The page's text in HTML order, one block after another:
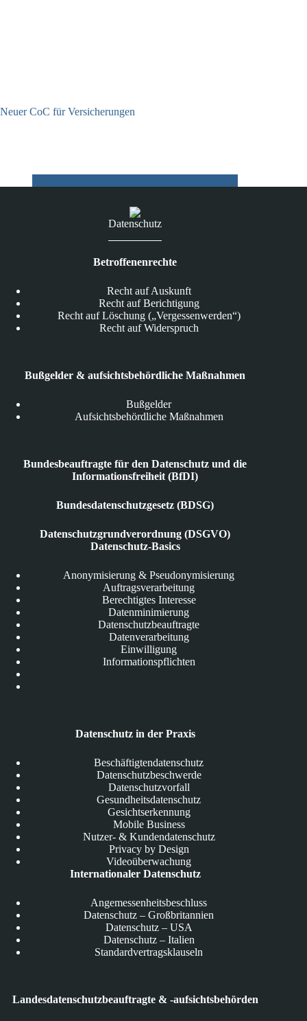
Neuer CoC für Versicherungen
Datenschutz
Betroffenenrechte
Recht auf Auskunft
Recht auf Berichtigung
Recht auf Löschung („Vergessenwerden“)
Recht auf Widerspruch
Bußgelder & aufsichtsbehördliche Maßnahmen
Bußgelder
Aufsichtsbehördliche Maßnahmen
Bundesbeauftragte für den Datenschutz und die
Informationsfreiheit (BfDI)
Bundesdatenschutzgesetz (BDSG)
Datenschutzgrundverordnung (DSGVO)
Datenschutz-Basics
Anonymisierung & Pseudonymisierung
Auftragsverarbeitung
Berechtigtes Interesse
Datenminimierung
Datenschutzbeauftragte
Datenverarbeitung
Einwilligung
Informationspflichten
Datenschutz in der Praxis
Beschäftigtendatenschutz
Datenschutzbeschwerde
Datenschutzvorfall
Gesundheitsdatenschutz
Gesichtserkennung
Mobile Business
Nutzer- & Kundendatenschutz
Privacy by Design
Videoüberwachung
Internationaler Datenschutz
Angemessenheitsbeschluss
Datenschutz – Großbritannien
Datenschutz – USA
Datenschutz – Italien
Standardvertragsklauseln
Landesdatenschutzbeauftragte & -aufsichtsbehörden